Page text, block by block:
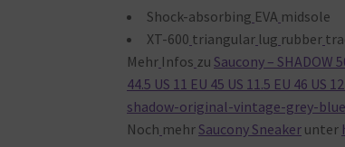
Shock-absorbing EVA midsole
XT-600 triangular lug rubber
Mehr Infos zuSaucony – SHADOW
44.5 US 11 EU 45 US 11.5 EU 46 US
shadow-original-vintage-grey-
Noch mehrSaucony Sneaker unter